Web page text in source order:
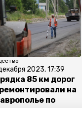
2023, 17:39
85 км дорог
на
по